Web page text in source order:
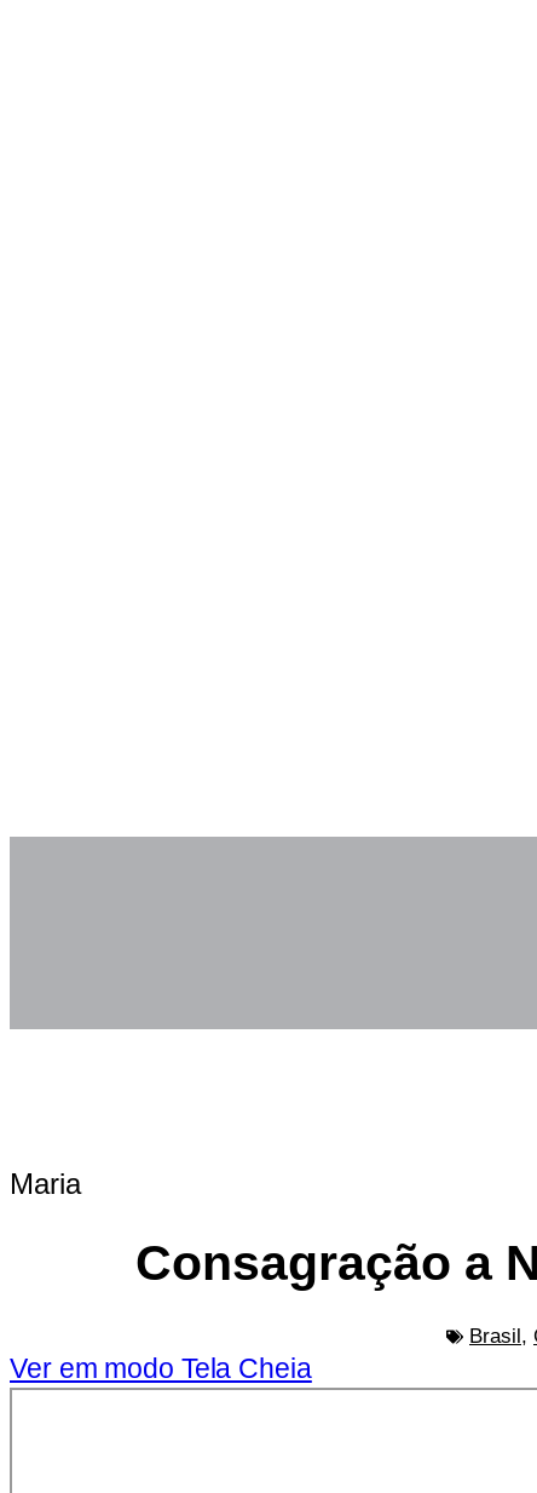
Maria
Consagração a
Brasil,
Ver em modo Tela Cheia